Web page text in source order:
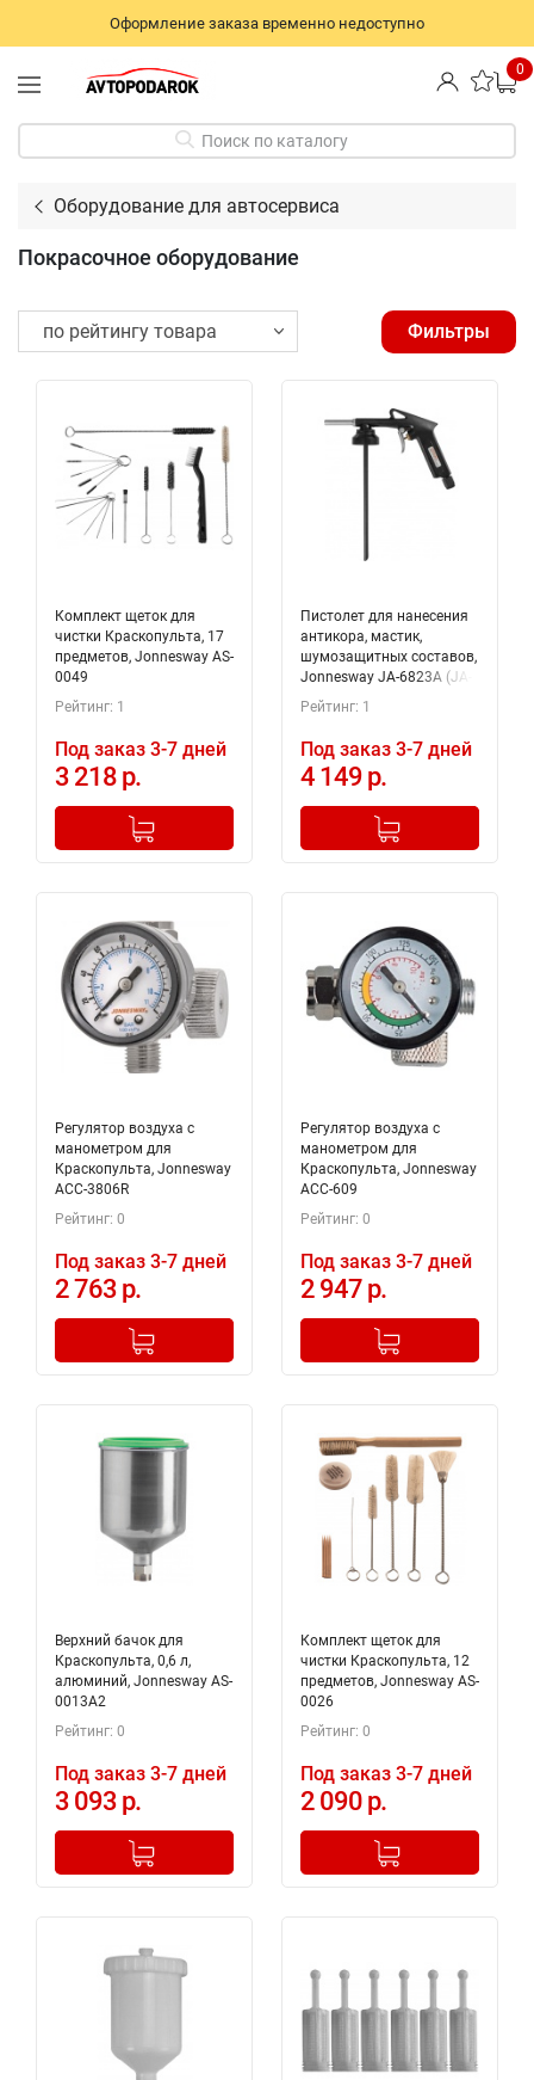
Оформление заказа временно недоступно
0
Поиск по каталогу
Оборудование для автосервиса
Покрасочное оборудование
Фильтры
Комплект щеток для
чистки Краскопульта, 17
предметов, Jonnesway AS-
0049
Рейтинг: 1
Под заказ 3-7 дней
3 218 р.
+
Добавлено в корзину
Пистолет для нанесения
антикора, мастик,
шумозащитных составов,
Jonnesway JA-6823A (JA-
6823)
Рейтинг: 1
Под заказ 3-7 дней
4 149 р.
+
Добавлено в корзину
Регулятор воздуха с
манометром для
Краскопульта, Jonnesway
ACC-3806R
Рейтинг: 0
Под заказ 3-7 дней
2 763 р.
+
Добавлено в корзину
Регулятор воздуха с
манометром для
Краскопульта, Jonnesway
ACC-609
Рейтинг: 0
Под заказ 3-7 дней
2 947 р.
+
Добавлено в корзину
Верхний бачок для
Краскопульта, 0,6 л,
алюминий, Jonnesway AS-
0013A2
Рейтинг: 0
Под заказ 3-7 дней
3 093 р.
+
Добавлено в корзину
Комплект щеток для
чистки Краскопульта, 12
предметов, Jonnesway AS-
0026
Рейтинг: 0
Под заказ 3-7 дней
2 090 р.
+
Добавлено в корзину